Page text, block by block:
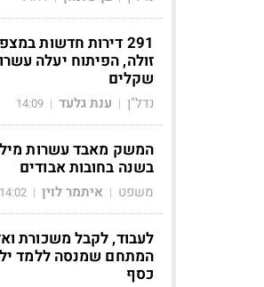
291 דירות חדשות
זולה, הפיתוח יעלה
שקלים
נדל"ן | ענת גלעד |
14:09
המשק מאבד עשרות
בשנה בחובות אבודים
משפט | איתמר לוין |
14:02
לעבוד, לקבל משכורת
המתחם שמנסה ללמד
כסף